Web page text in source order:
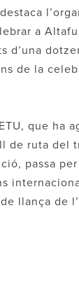
a
d’una
de la
que ha
de ruta del
passa
llança de